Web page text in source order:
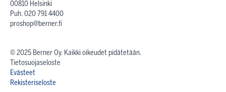
00810 Helsinki
Puh. 020 791 4400
proshop@berner.fi
© 2025 Berner Oy. Kaikki oikeudet pidätetään.
Tietosuojaseloste
Evästeet
Rekisteriseloste